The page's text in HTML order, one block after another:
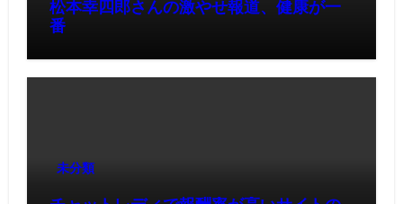
松本幸四郎さんの激やせ報道、健康が一
番
未分類